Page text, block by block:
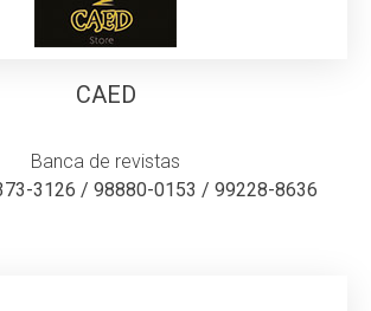
CAED
Banca de revistas
3126 / 98880-0153 / 99228-8636